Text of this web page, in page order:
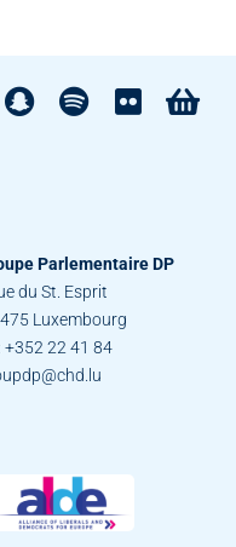
Parlementaire DP
du St. Esprit
Luxembourg
+352 22 41 84